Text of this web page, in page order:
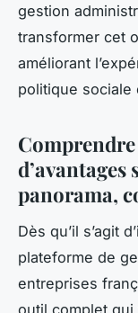
gestion
transformer cet
améliorant
politique sociale
d’avantages
panorama,
Dès qu’il s’agit
plateforme de
entreprises
outil complet qui